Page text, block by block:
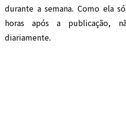
durante a semana. Como ela
horas após a publicação,
diariamente.